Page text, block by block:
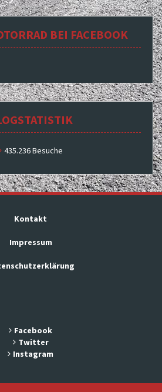
BEI FACEBOOK
435.236 Besuche
Kontakt
Impressum
Facebook
Twitter
Instagram